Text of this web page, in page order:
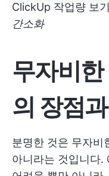
ClickUp 작업량 보
간소화
무자비
의 장점
분명한 것은 무자비
아니라는 것입니다.